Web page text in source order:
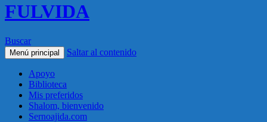
FULVIDA
Buscar
Menú principal Saltar al contenido
Apoyo
Biblioteca
Mis preferidos
Shalom, bienvenido
Sernoajida.com